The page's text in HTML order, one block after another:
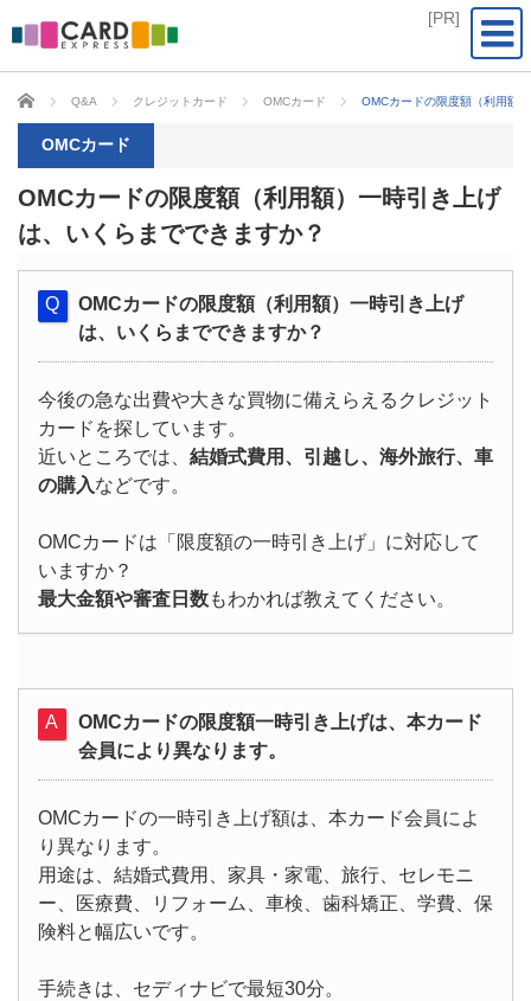
CARD EXPRESS
Q&A クレジットカード OMCカード OMCカードの限度額（利用額
OMCカード
OMCカードの限度額（利用額）一時引き上げ
は、いくらまでできますか？
OMCカードの限度額（利用額）一時引き上げ
は、いくらまでできますか？
今後の急な出費や大きな買物に備えらえるクレジット
カードを探しています。
近いところでは、 結婚式費用、引越し、海外旅行、車
の購入などです。
OMCカードは「限度額の一時引き上げ」に対応して
いますか？
最大金額や審査日数もわかれば教えてください。
OMCカードの限度額一時引き上げは、本カード
会員により異なります。
OMCカードの一時引き上げ額は、本カード会員によ
り異なります。
用途は、結婚式費用、家具・家電、旅行、セレモニ
ー、医療費、リフォーム、車検、歯科矯正、学費、保
険料と幅広いです。
手続きは、セディナビで最短30分。